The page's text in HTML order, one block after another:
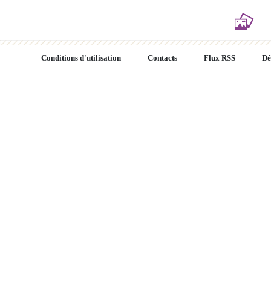
Conditions d'utilisation Contacts Flux RSS